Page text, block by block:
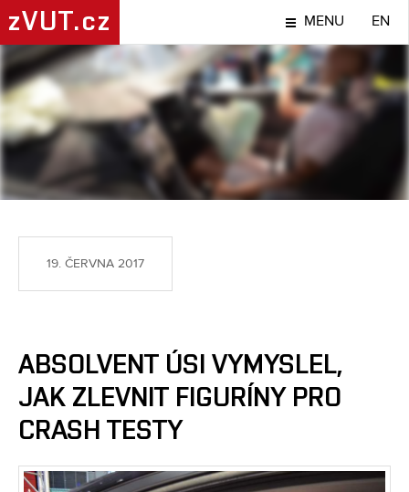
zVUT.cz MENU EN
NÁPADY A OBJEVY
19. ČERVNA 2017
ABSOLVENT ÚSI VYMYSLEL,
JAK ZLEVNIT FIGURÍNY PRO
CRASH TESTY